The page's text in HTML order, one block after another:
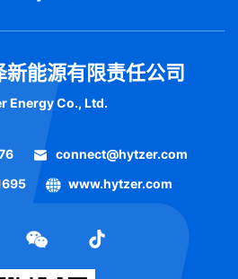
能源有限责任公司
Energy Co., Ltd.
connect@hytzer.com
www.hytzer.com